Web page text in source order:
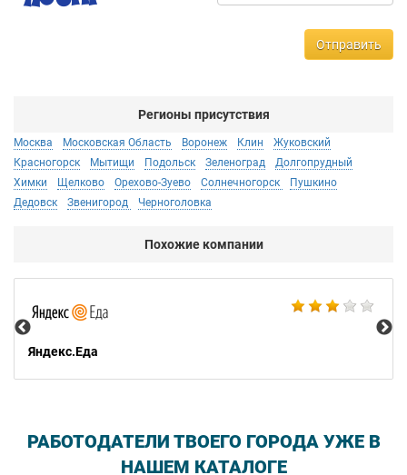
Отправить
Регионы присутствия
Москва Московская Область Воронеж Клин
Жуковский
Красногорск
Мытищи Подольск Зеленоград
Долгопрудный
Химки
Щелково Орехово-Зуево Солнечногорск
Пушкино
Дедовск
Звенигород Черноголовка
Похожие компании
Яндекс.Еда
РАБОТОДАТЕЛИ ТВОЕГО ГОРОДА УЖЕ В
НАШЕМ КАТАЛОГЕ